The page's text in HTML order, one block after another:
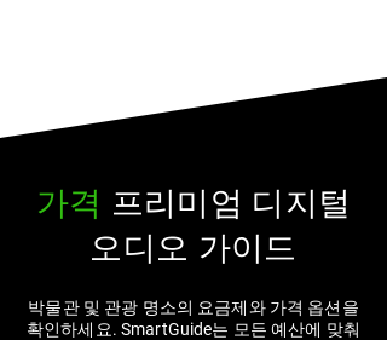
가격 프리미엄 디지털
오디오 가이드
박물관 및 관광 명소의 요금제와 가격 옵션을
확인하세요. SmartGuide는 모든 예산에 맞춰